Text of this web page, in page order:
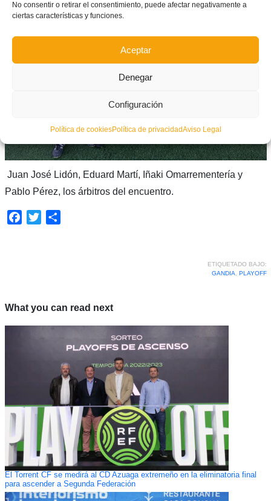
No consentir o retirar el consentimiento, puede afectar negativamente a
ciertas características y funciones.
Aceptar
Denegar
Configuración
Política de cookiesPolítica de privacidadAviso Legal
Juan José Lidón, Eduard Martí, Iñaki Omarrementería y
Pablo Pérez, los árbitros del encuentro.
Facebook
Twitter
ETIQUETADO BAJO:
GANDIA
PLAYOFF
What you can read next
El Torrent CF se medirá al CD Azuaga extremeño en la eliminatoria final
para ascender a Segunda Federación